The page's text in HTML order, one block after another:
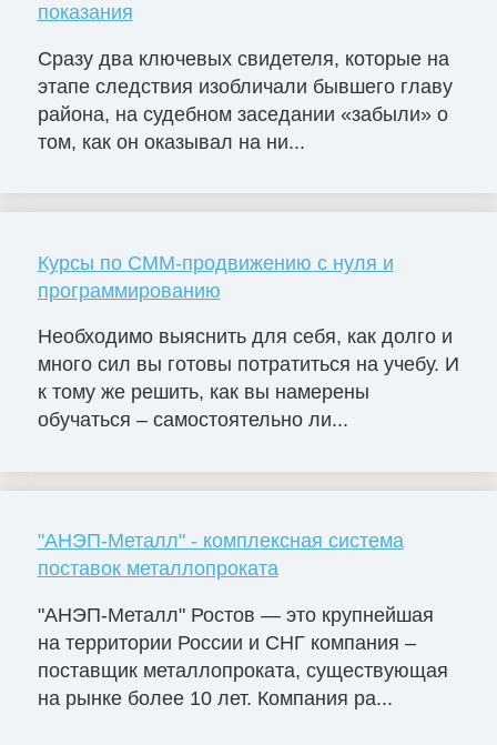
показания
Сразу два ключевых свидетеля, которые на
этапе следствия изобличали бывшего главу
района, на судебном заседании «забыли» о
том, как он оказывал на ни...
Курсы по СММ-продвижению с нуля и
программированию
Необходимо выяснить для себя, как долго и
много сил вы готовы потратиться на учебу. И
к тому же решить, как вы намерены
обучаться – самостоятельно ли...
"АНЭП-Металл" - комплексная система
поставок металлопроката
"АНЭП-Металл" Ростов — это крупнейшая
на территории России и СНГ компания –
поставщик металлопроката, существующая
на рынке более 10 лет. Компания ра...